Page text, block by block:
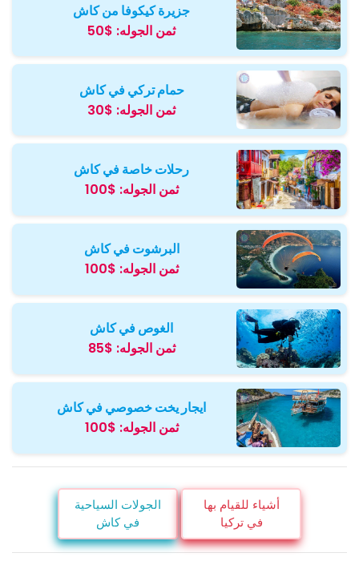
جزيرة كيكوفا من كاش
ثمن الجوله: $50
حمام تركي في كاش
ثمن الجوله: $30
رحلات خاصة في كاش
ثمن الجوله: $100
البرشوت في كاش
ثمن الجوله: $100
الغوص في كاش
ثمن الجوله: $85
ايجار يخت خصوصي في كاش
ثمن الجوله: $100
أشياء للقيام بها
في تركيا
الجولات السياحية
في كاش